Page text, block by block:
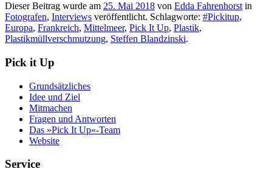
Dieser Beitrag wurde am 25. Mai 2018 von Edda Fahrenhorst in
Fotografen, Interviews veröffentlicht. Schlagworte: #Pickitup,
Europa, Frankreich, Mittelmeer, Pick It Up, Plastik,
Plastikmüllverschmutzung, Steffen Blandzinski.
Pick it Up
Grundsätzliches
Idee und Ziel
Mitmachen
Fragen und Antworten
Das »Pick It Up«-Team
Website
Service